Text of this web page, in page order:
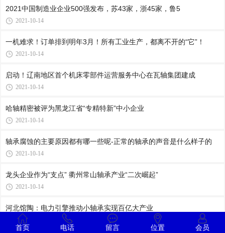
2021中国制造业企业500强发布，苏43家，浙45家，鲁5
2021-10-14
一机难求！订单排到明年3月！所有工业生产，都离不开的“它”！
2021-10-14
启动！辽南地区首个机床零部件运营服务中心在瓦轴集团建成
2021-10-14
哈轴精密被评为黑龙江省“专精特新”中小企业
2021-10-14
轴承腐蚀的主要原因都有哪一些呢-正常的轴承的声音是什么样子的
2021-10-14
龙头企业作为“支点” 衢州常山轴承产业“二次崛起”
2021-10-14
河北馆陶：电力引擎推动小轴承实现百亿大产业
2021-10-11
首页 电话 留言 位置 会员